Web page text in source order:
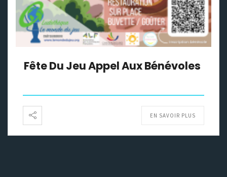
Fête Du Jeu Appel Aux Bénévoles
EN SAVOIR PLUS